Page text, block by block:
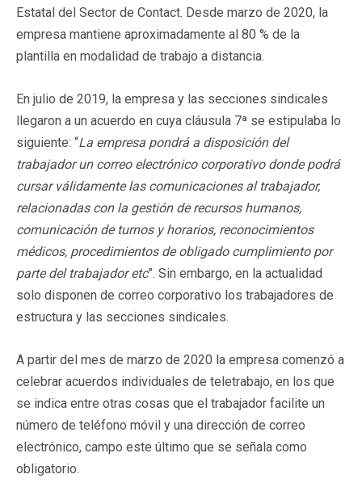
Estatal del Sector de Contact. Desde marzo de 2020, la
empresa mantiene aproximadamente al 80 % de la
plantilla en modalidad de trabajo a distancia.
En julio de 2019, la empresa y las secciones sindicales
llegaron a un acuerdo en cuya cláusula 7ª se estipulaba lo
siguiente: “La empresa pondrá a disposición del
trabajador un correo electrónico corporativo donde podrá
cursar válidamente las comunicaciones al trabajador,
relacionadas con la gestión de recursos humanos,
comunicación de turnos y horarios, reconocimientos
médicos, procedimientos de obligado cumplimiento por
parte del trabajador etc”. Sin embargo, en la actualidad
solo disponen de correo corporativo los trabajadores de
estructura y las secciones sindicales.
A partir del mes de marzo de 2020 la empresa comenzó a
celebrar acuerdos individuales de teletrabajo, en los que
se indica entre otras cosas que el trabajador facilite un
número de teléfono móvil y una dirección de correo
electrónico, campo este último que se señala como
obligatorio.